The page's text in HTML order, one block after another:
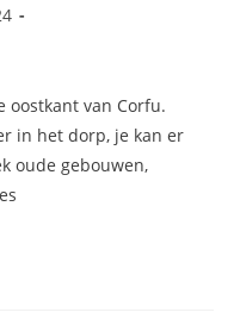
oostkant van Corfu.
in het dorp, je kan er
oude gebouwen,